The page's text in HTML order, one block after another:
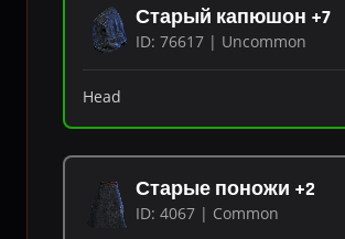
Старый капюшон +7
ID: 76617 | Uncommon
Head
Старые поножи +2
ID: 4067 | Common